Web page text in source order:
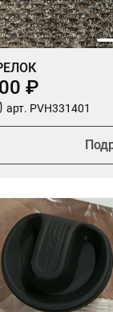
₽
арт. PVH331401